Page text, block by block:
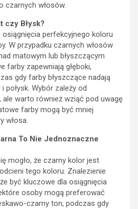
czarnych włosów.
czy Błysk?
perfekcyjnego koloru
W przypadku czarnych włosów
matowym lub błyszczącym
farby zapewniają głęboki,
gdy farby błyszczące nadają
połysk. Wybór zależy od
warto również wziąć pod uwagę
farby mogą być mniej
włosa.
To Nie Jednoznaczne
mogło, że czarny kolor jest
tego koloru. Znalezienie
być kluczowe dla osiągnięcia
osoby mogą preferować
czarny ton, podczas gdy